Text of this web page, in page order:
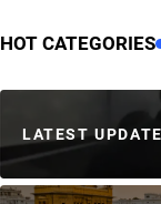
HOT CATEGORIES
LATEST UPDATE